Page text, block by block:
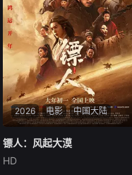
2026 电影 中国大陆
镖人：风起大漠
镖人：风起大漠
HD